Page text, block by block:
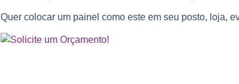
Quer colocar um painel como este em seu posto, loja,